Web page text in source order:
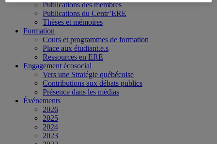
Publications des membres
Publications du Centr’ERE
Thèses et mémoires
Formation
Cours et programmes de formation
Place aux étudiant.e.s
Ressources en ERE
Engagement écosocial
Vers une Stratégie québécoise
Contributions aux débats publics
Présence dans les médias
Événements
2026
2025
2024
2023